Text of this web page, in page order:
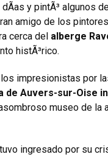
y pintÃ³ algunos
amigo de los
cerca del alberge
histÃ³rico.
impresionistas por
de Auvers-sur-Oise
museo de la
ingresado por su